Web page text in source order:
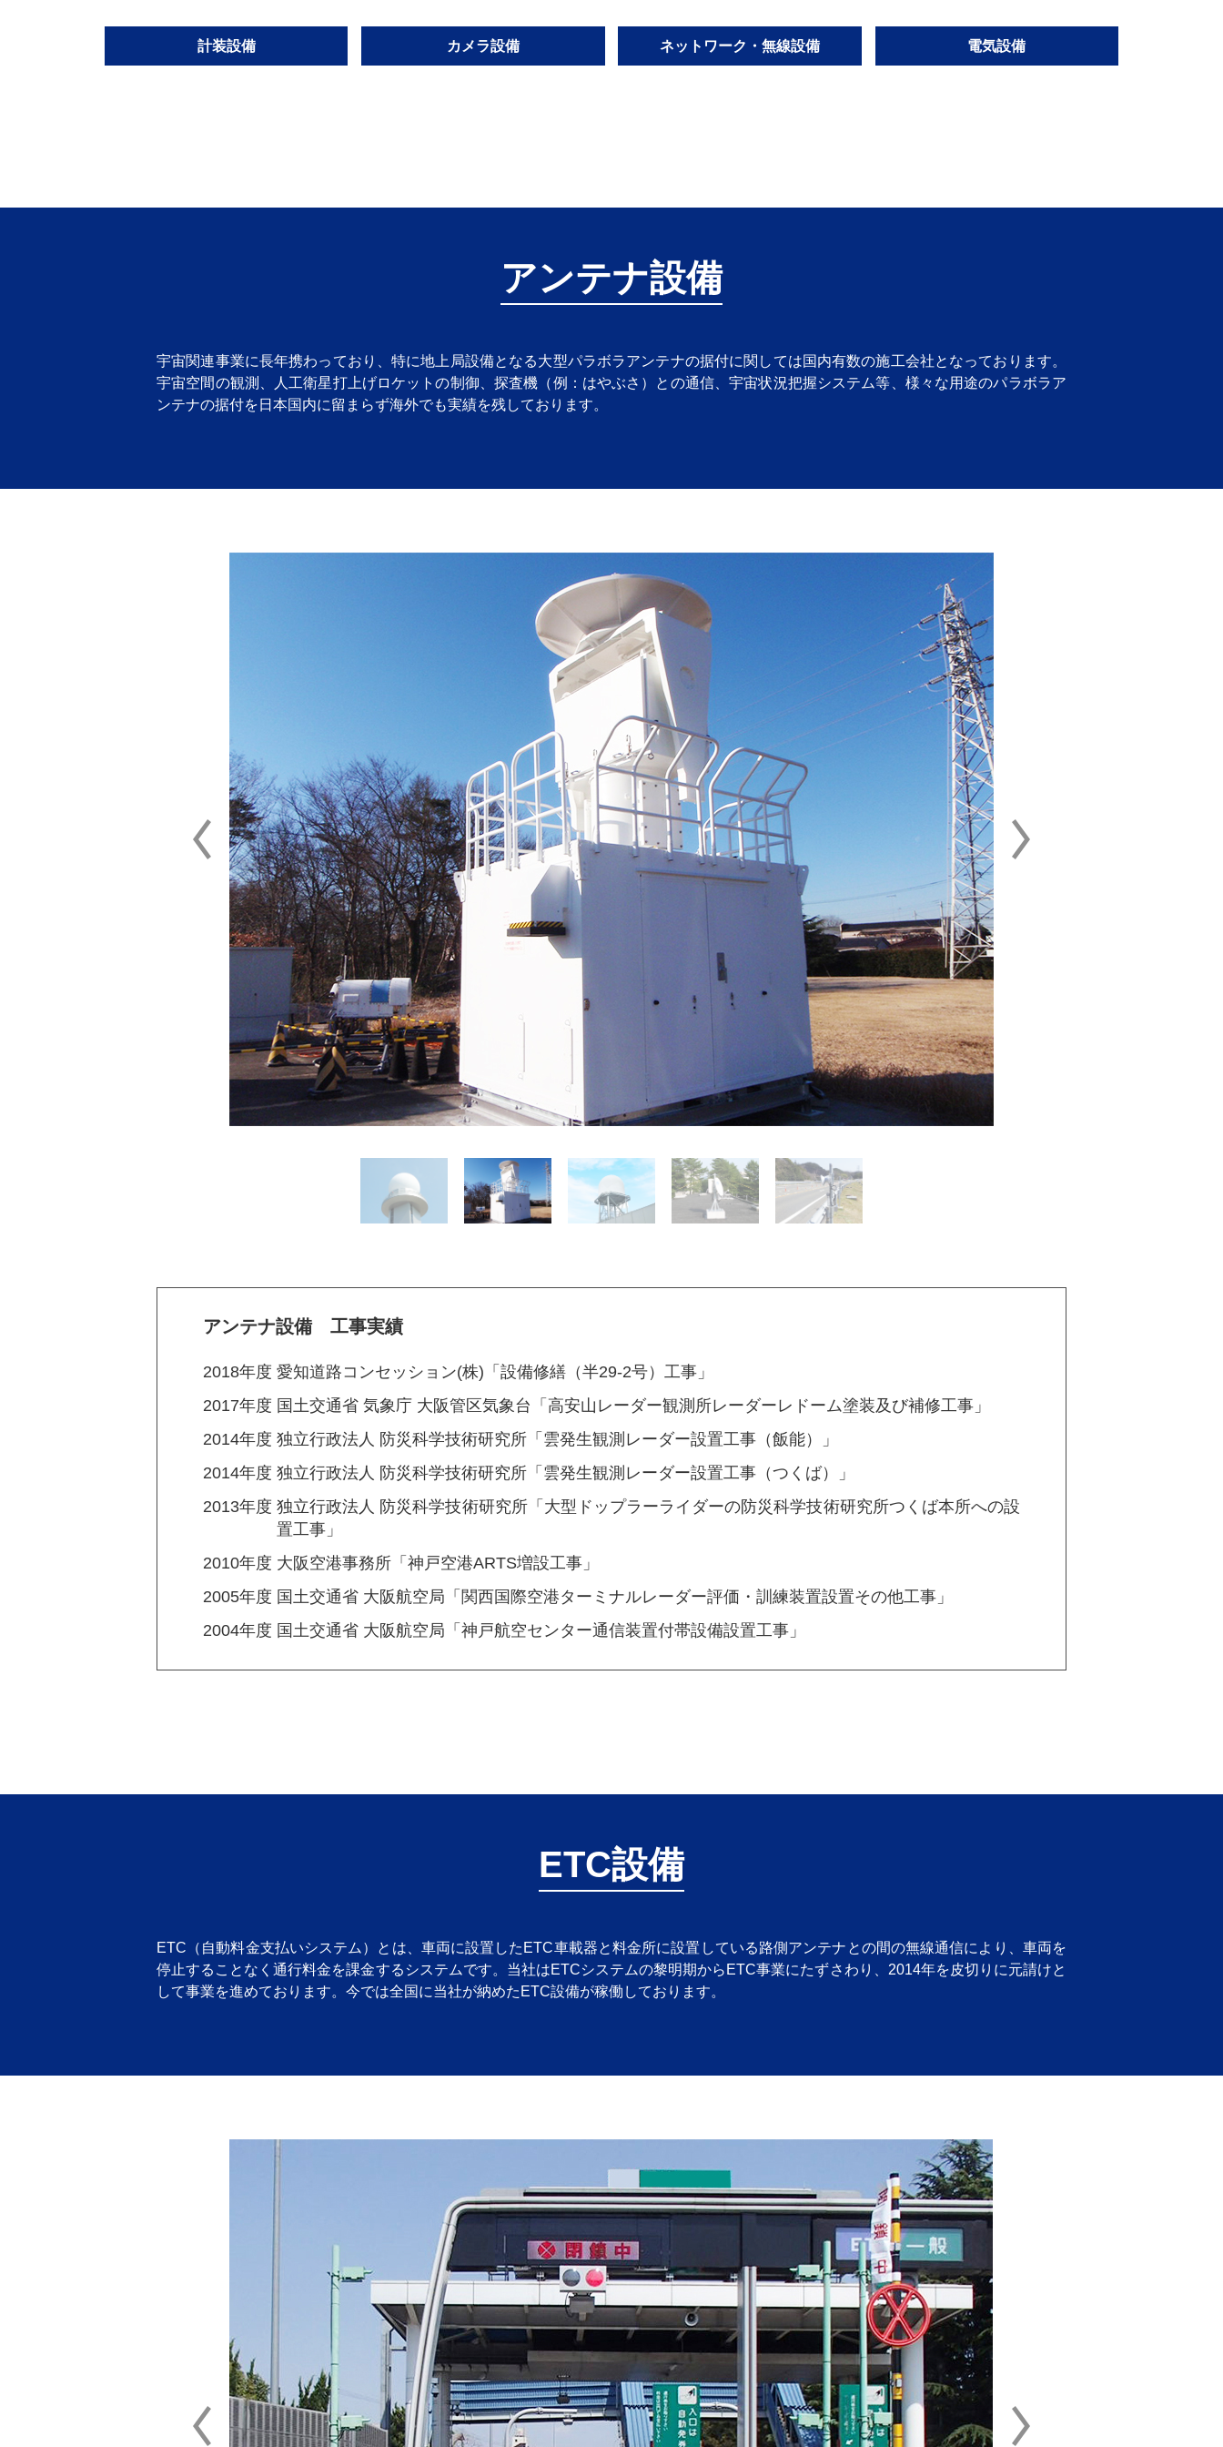
計装設備 カメラ設備 ネットワーク・無線設備 電気設備
アンテナ設備
宇宙関連事業に長年携わっており、特に地上局設備となる大型パラボラアンテナの据付に関しては国内有数の施工会社となっております。
宇宙空間の観測、人工衛星打上げロケットの制御、探査機（例：はやぶさ）との通信、宇宙状況把握システム等、様々な用途のパラボラア
ンテナの据付を日本国内に留まらず海外でも実績を残しております。
アンテナ設備 工事実績
2018年度 愛知道路コンセッション(株)「設備修繕（半29-2号）工事」
2017年度 国土交通省 気象庁 大阪管区気象台「高安山レーダー観測所レーダーレドーム塗装及び補修工事」
2014年度 独立行政法人 防災科学技術研究所「雲発生観測レーダー設置工事（飯能）」
2014年度 独立行政法人 防災科学技術研究所「雲発生観測レーダー設置工事（つくば）」
2013年度 独立行政法人 防災科学技術研究所「大型ドップラーライダーの防災科学技術研究所つくば本所への設
置工事」
2010年度 大阪空港事務所「神戸空港ARTS増設工事」
2005年度 国土交通省 大阪航空局「関西国際空港ターミナルレーダー評価・訓練装置設置その他工事」
2004年度 国土交通省 大阪航空局「神戸航空センター通信装置付帯設備設置工事」
ETC設備
ETC（自動料金支払いシステム）とは、車両に設置したETC車載器と料金所に設置している路側アンテナとの間の無線通信により、車両を
停止することなく通行料金を課金するシステムです。当社はETCシステムの黎明期からETC事業にたずさわり、2014年を皮切りに元請けと
して事業を進めております。今では全国に当社が納めたETC設備が稼働しております。